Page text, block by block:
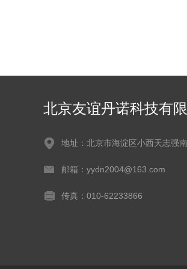
北京友谊丹诺科技有
地址：北京市海淀区小西天志强
邮箱：yydn2004@163.com
传真：010-62233866